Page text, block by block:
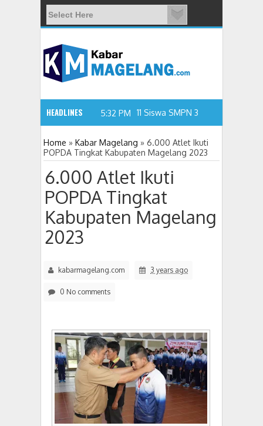
HEADLINES
5:32 PM 11 Siswa SMPN 3 Candimulyo Didug
Home » Kabar Magelang » 6.000 Atlet Ikuti
POPDA Tingkat Kabupaten Magelang 2023
6.000 Atlet Ikuti
POPDA Tingkat
Kabupaten Magelang
2023
kabarmagelang.com 3 years ago
0 No comments